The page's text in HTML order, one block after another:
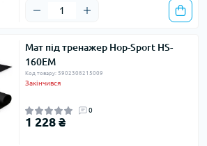
Мат під тренажер Hop-Sport HS-
160EM
Код товару: 5902308215009
Закінчився
0
1 228 ₴